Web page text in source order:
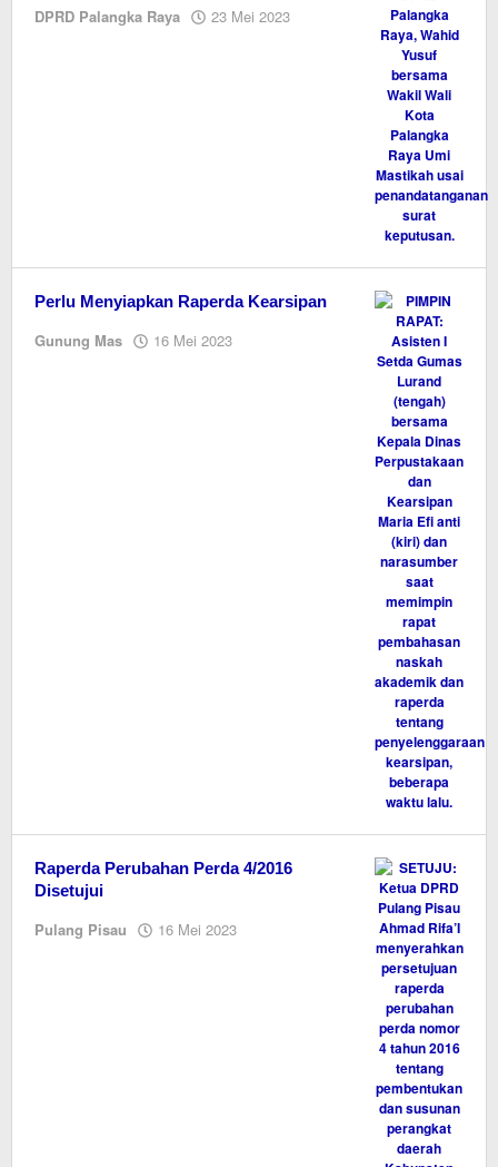
DPRD Palangka Raya 23 Mei 2023
Perlu Menyiapkan Raperda Kearsipan
Gunung Mas 16 Mei 2023
Raperda Perubahan Perda 4/2016
Disetujui
Pulang Pisau 16 Mei 2023